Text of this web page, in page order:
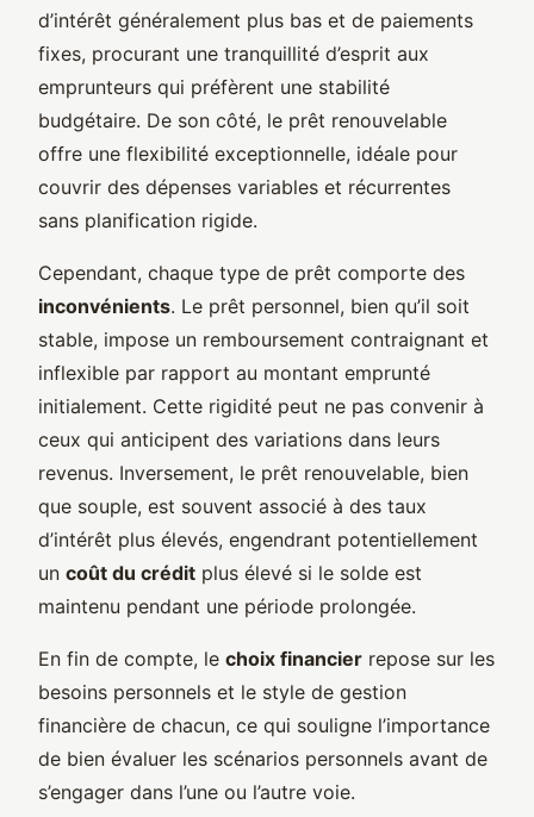
d’intérêt généralement plus bas et de paiements
fixes, procurant une tranquillité d’esprit aux
emprunteurs qui préfèrent une stabilité
budgétaire. De son côté, le prêt renouvelable
offre une flexibilité exceptionnelle, idéale pour
couvrir des dépenses variables et récurrentes
sans planification rigide.
Cependant, chaque type de prêt comporte des
inconvénients. Le prêt personnel, bien qu’il soit
stable, impose un remboursement contraignant et
inflexible par rapport au montant emprunté
initialement. Cette rigidité peut ne pas convenir à
ceux qui anticipent des variations dans leurs
revenus. Inversement, le prêt renouvelable, bien
que souple, est souvent associé à des taux
d’intérêt plus élevés, engendrant potentiellement
un coût du crédit plus élevé si le solde est
maintenu pendant une période prolongée.
En fin de compte, le choix financier repose sur les
besoins personnels et le style de gestion
financière de chacun, ce qui souligne l’importance
de bien évaluer les scénarios personnels avant de
s’engager dans l’une ou l’autre voie.